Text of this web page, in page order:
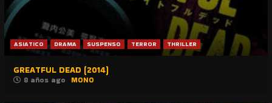
ASIATICO DRAMA SUSPENSO TERROR THRILLER
GREATFUL DEAD (2014)
8 años ago MONO